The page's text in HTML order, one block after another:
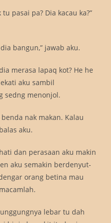
pasai pa? Dia kacau ka?”
bangun,” jawab aku.
merasa lapaq kot? He he
aku sambil
sedng menonjol.
nak makan. Kalau
aku.
dan perasaan aku makin
aku semakin berdenyut-
orang betina mau
lebar tu dah